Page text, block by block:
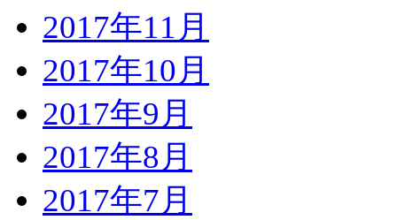
2017年11月
2017年10月
2017年9月
2017年8月
2017年7月